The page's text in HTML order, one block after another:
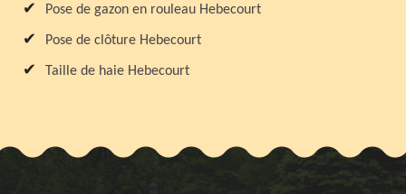
Pose de gazon en rouleau Hebecourt
Pose de clôture Hebecourt
Taille de haie Hebecourt